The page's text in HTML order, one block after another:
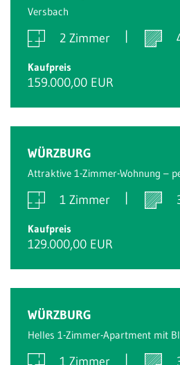
Versbach
2 Zimmer
Kaufpreis
159.000,00 EUR
WÜRZBURG
Attraktive 1-Zimmer-Wohnung –
1 Zimmer
Kaufpreis
129.000,00 EUR
WÜRZBURG
Helles 1-Zimmer-Apartment mit
1 Zimmer